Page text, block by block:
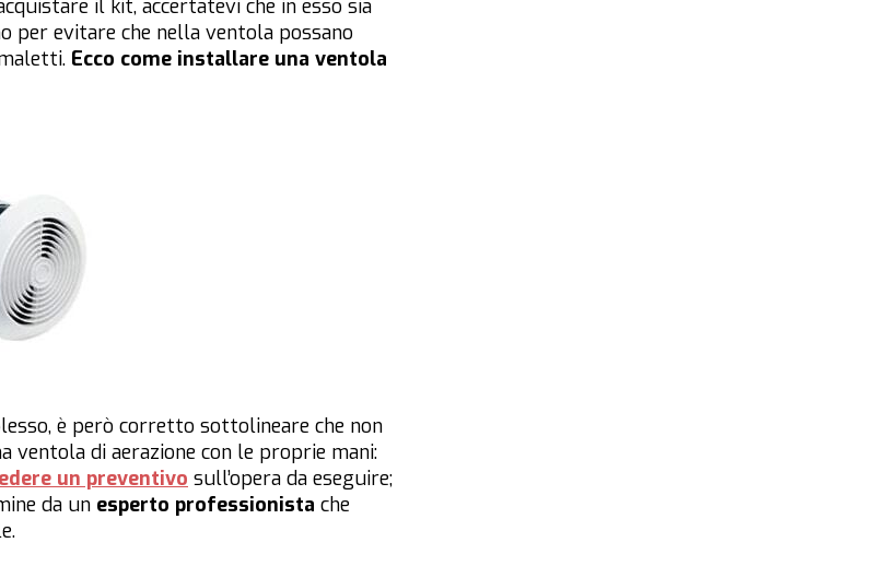
il kit, accertatevi che in esso sia
per evitare che nella ventola possano
Ecco come installare una ventola
è però corretto sottolineare che non
di aerazione con le proprie mani:
un preventivo sull’opera da eseguire;
da un esperto professionista che